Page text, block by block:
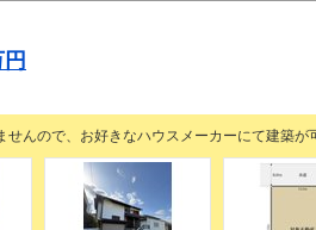
んので、お好きなハウスメーカーにて建築が